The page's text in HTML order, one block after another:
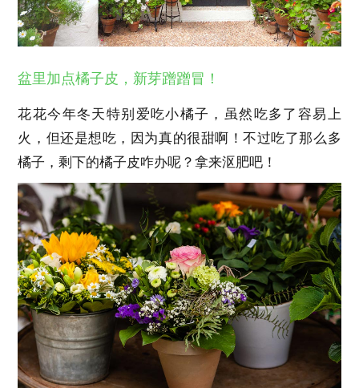
盆里加点橘子皮，新芽蹭蹭冒！
花花今年冬天特别爱吃小橘子，虽然吃多了容易上
火，但还是想吃，因为真的很甜啊！不过吃了那么多
橘子，剩下的橘子皮咋办呢？拿来沤肥吧！